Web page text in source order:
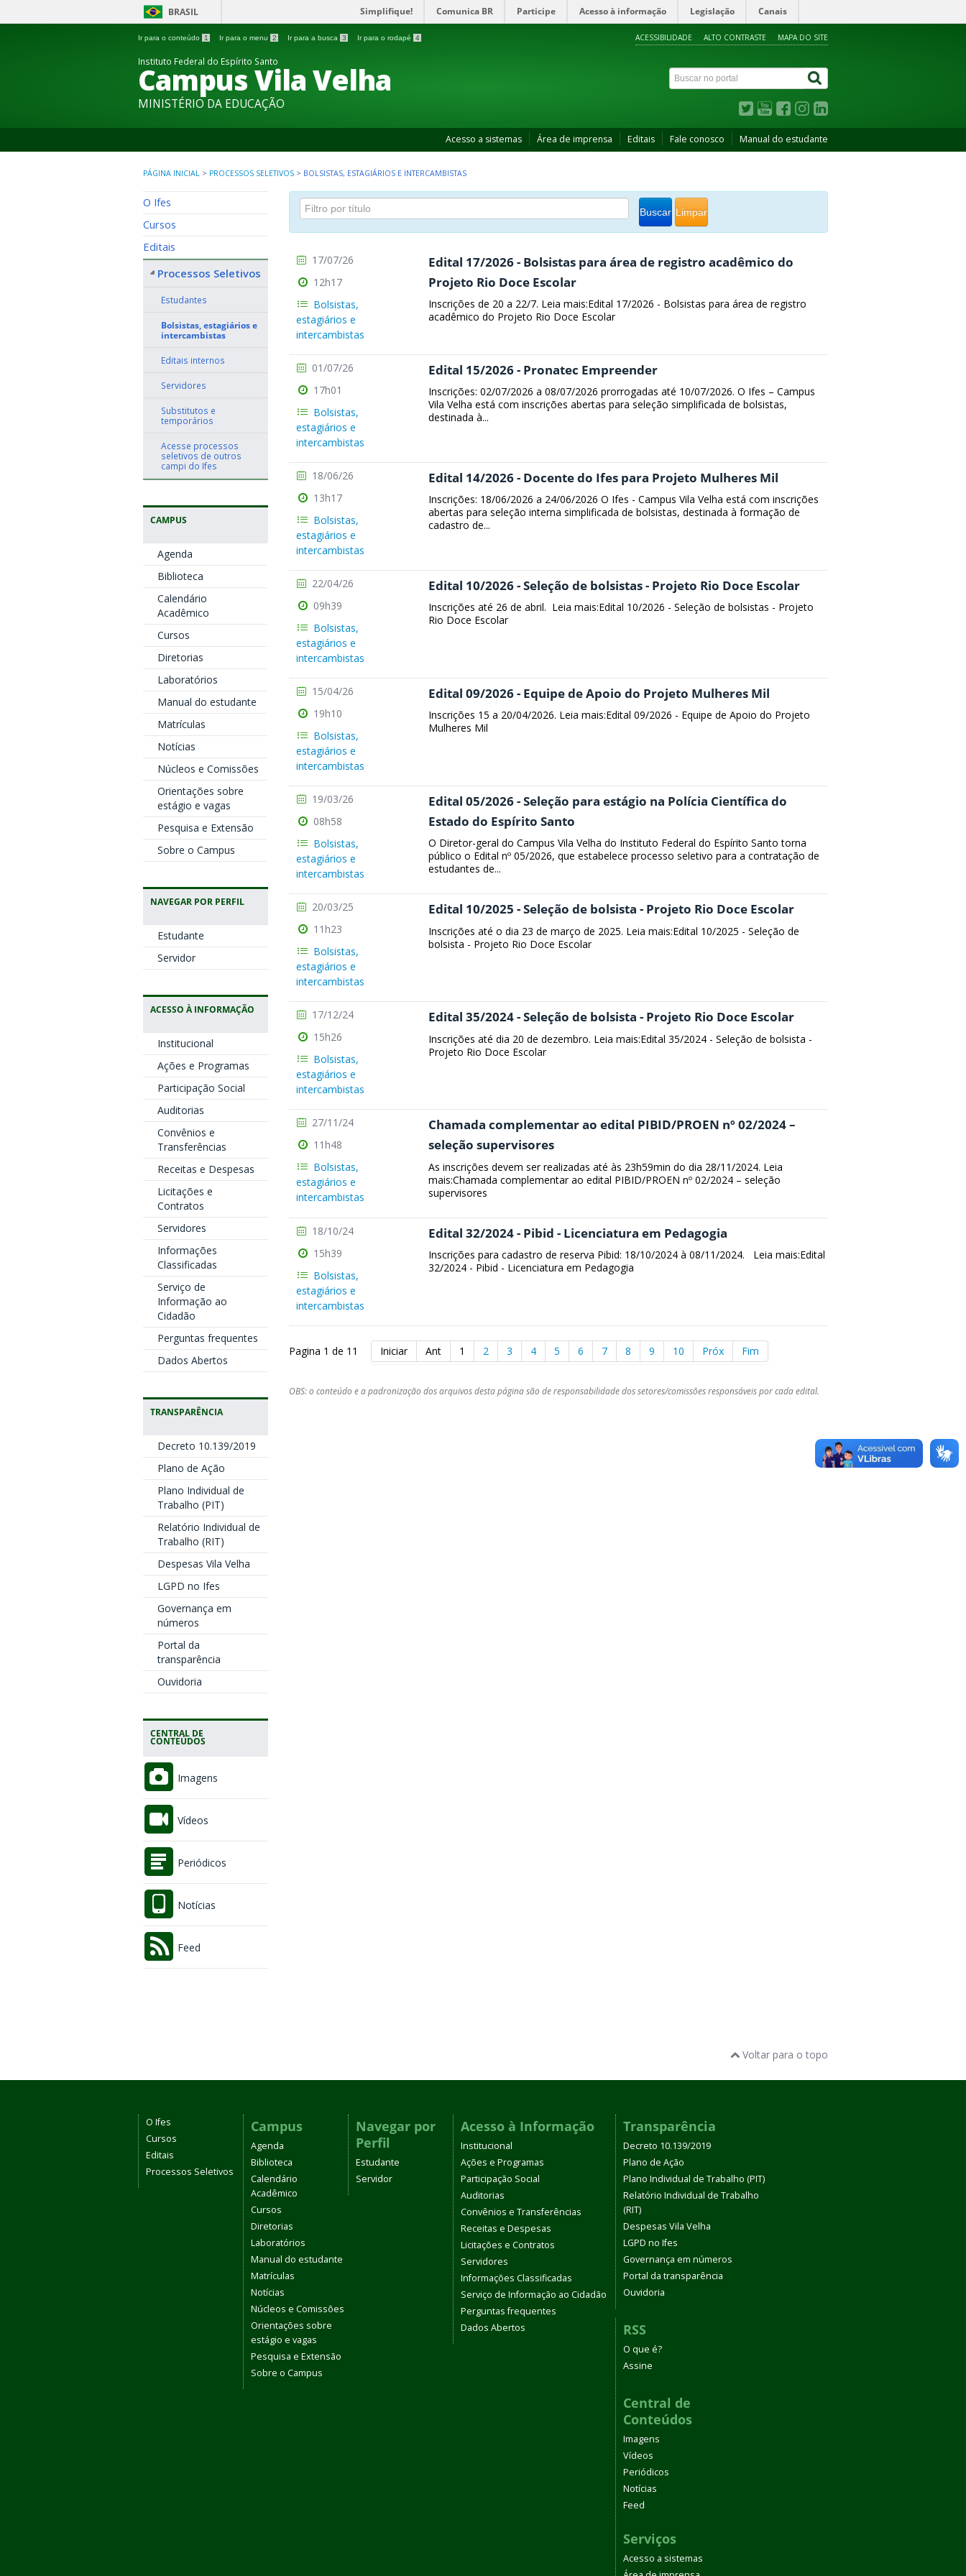
BRASIL Simplifique! Comunica BR Participe Acesso à informação Legislação Canais
Ir para o conteúdo 1 Ir para o menu 2 Ir para a busca 3 Ir para o rodapé 4 ACESSIBILIDADE ALTO CONTRASTE MAPA DO SITE
Instituto Federal do Espírito Santo
Campus Vila Velha
MINISTÉRIO DA EDUCAÇÃO
Acesso a sistemas Área de imprensa Editais Fale conosco Manual do estudante
PÁGINA INICIAL > PROCESSOS SELETIVOS > BOLSISTAS, ESTAGIÁRIOS E INTERCAMBISTAS
O Ifes
Cursos
Editais
Processos Seletivos
Estudantes
Bolsistas, estagiários e
intercambistas
Editais internos
Servidores
Substitutos e
temporários
Acesse processos
seletivos de outros
campi do Ifes
CAMPUS
Agenda
Biblioteca
Calendário
Acadêmico
Cursos
Diretorias
Laboratórios
Manual do estudante
Matrículas
Notícias
Núcleos e Comissões
Orientações sobre
estágio e vagas
Pesquisa e Extensão
Sobre o Campus
NAVEGAR POR PERFIL
Estudante
Servidor
ACESSO À INFORMAÇÃO
Institucional
Ações e Programas
Participação Social
Auditorias
Convênios e
Transferências
Receitas e Despesas
Licitações e
Contratos
Servidores
Informações
Classificadas
Serviço de
Informação ao
Cidadão
Perguntas frequentes
Dados Abertos
TRANSPARÊNCIA
Decreto 10.139/2019
Plano de Ação
Plano Individual de
Trabalho (PIT)
Relatório Individual de
Trabalho (RIT)
Despesas Vila Velha
LGPD no Ifes
Governança em
números
Portal da
transparência
Ouvidoria
CENTRAL DE
CONTEÚDOS
Imagens
Vídeos
Periódicos
Notícias
Feed
Buscar Limpar
Edital 17/2026 - Bolsistas para área de registro acadêmico do
Projeto Rio Doce Escolar
Inscrições de 20 a 22/7. Leia mais:Edital 17/2026 - Bolsistas para área de registro
acadêmico do Projeto Rio Doce Escolar
17/07/26
12h17
Bolsistas,
estagiários e
intercambistas
Edital 15/2026 - Pronatec Empreender
Inscrições: 02/07/2026 a 08/07/2026 prorrogadas até 10/07/2026. O Ifes – Campus
Vila Velha está com inscrições abertas para seleção simplificada de bolsistas,
destinada à...
01/07/26
17h01
Bolsistas,
estagiários e
intercambistas
Edital 14/2026 - Docente do Ifes para Projeto Mulheres Mil
Inscrições: 18/06/2026 a 24/06/2026 O Ifes - Campus Vila Velha está com inscrições
abertas para seleção interna simplificada de bolsistas, destinada à formação de
cadastro de...
18/06/26
13h17
Bolsistas,
estagiários e
intercambistas
Edital 10/2026 - Seleção de bolsistas - Projeto Rio Doce Escolar
Inscrições até 26 de abril. Leia mais:Edital 10/2026 - Seleção de bolsistas - Projeto
Rio Doce Escolar
22/04/26
09h39
Bolsistas,
estagiários e
intercambistas
Edital 09/2026 - Equipe de Apoio do Projeto Mulheres Mil
Inscrições 15 a 20/04/2026. Leia mais:Edital 09/2026 - Equipe de Apoio do Projeto
Mulheres Mil
15/04/26
19h10
Bolsistas,
estagiários e
intercambistas
Edital 05/2026 - Seleção para estágio na Polícia Científica do
Estado do Espírito Santo
O Diretor-geral do Campus Vila Velha do Instituto Federal do Espírito Santo torna
público o Edital nº 05/2026, que estabelece processo seletivo para a contratação de
estudantes de...
19/03/26
08h58
Bolsistas,
estagiários e
intercambistas
Edital 10/2025 - Seleção de bolsista - Projeto Rio Doce Escolar
Inscrições até o dia 23 de março de 2025. Leia mais:Edital 10/2025 - Seleção de
bolsista - Projeto Rio Doce Escolar
20/03/25
11h23
Bolsistas,
estagiários e
intercambistas
Edital 35/2024 - Seleção de bolsista - Projeto Rio Doce Escolar
Inscrições até dia 20 de dezembro. Leia mais:Edital 35/2024 - Seleção de bolsista -
Projeto Rio Doce Escolar
17/12/24
15h26
Bolsistas,
estagiários e
intercambistas
Chamada complementar ao edital PIBID/PROEN nº 02/2024 –
seleção supervisores
As inscrições devem ser realizadas até às 23h59min do dia 28/11/2024. Leia
mais:Chamada complementar ao edital PIBID/PROEN nº 02/2024 – seleção
supervisores
27/11/24
11h48
Bolsistas,
estagiários e
intercambistas
Edital 32/2024 - Pibid - Licenciatura em Pedagogia
Inscrições para cadastro de reserva Pibid: 18/10/2024 à 08/11/2024. Leia mais:Edital
32/2024 - Pibid - Licenciatura em Pedagogia
18/10/24
15h39
Bolsistas,
estagiários e
intercambistas
Pagina 1 de 11 Iniciar Ant 1 2 3 4 5 6 7 8 9 10 Próx Fim
OBS: o conteúdo e a padronização dos arquivos desta página são de responsabilidade dos setores/comissões responsáveis por cada edital.
Voltar para o topo
O Ifes
Cursos
Editais
Processos Seletivos
Campus
Agenda
Biblioteca
Calendário
Acadêmico
Cursos
Diretorias
Laboratórios
Manual do estudante
Matrículas
Notícias
Núcleos e Comissões
Orientações sobre
estágio e vagas
Pesquisa e Extensão
Sobre o Campus
Navegar por
Perfil
Estudante
Servidor
Acesso à Informação
Institucional
Ações e Programas
Participação Social
Auditorias
Convênios e Transferências
Receitas e Despesas
Licitações e Contratos
Servidores
Informações Classificadas
Serviço de Informação ao Cidadão
Perguntas frequentes
Dados Abertos
Transparência
Decreto 10.139/2019
Plano de Ação
Plano Individual de Trabalho (PIT)
Relatório Individual de Trabalho
(RIT)
Despesas Vila Velha
LGPD no Ifes
Governança em números
Portal da transparência
Ouvidoria
RSS
O que é?
Assine
Central de
Conteúdos
Imagens
Vídeos
Periódicos
Notícias
Feed
Serviços
Acesso a sistemas